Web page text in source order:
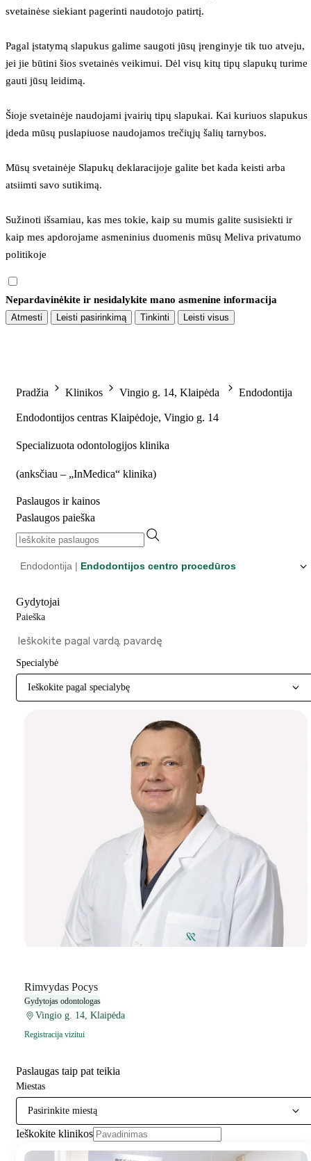
svetainėse siekiant pagerinti naudotojo patirtį.
Pagal įstatymą slapukus galime saugoti jūsų įrenginyje tik tuo atveju,
jei jie būtini šios svetainės veikimui. Dėl visų kitų tipų slapukų turime
gauti jūsų leidimą.
Šioje svetainėje naudojami įvairių tipų slapukai. Kai kuriuos slapukus
įdeda mūsų puslapiuose naudojamos trečiųjų šalių tarnybos.
Mūsų svetainėje Slapukų deklaracijoje galite bet kada keisti arba
atsiimti savo sutikimą.
Sužinoti išsamiau, kas mes tokie, kaip su mumis galite susisiekti ir
kaip mes apdorojame asmeninius duomenis mūsų Meliva privatumo
politikoje
Nepardavinėkite ir nesidalykite mano asmenine informacija
Atmesti Leisti pasirinkimą Tinkinti Leisti visus
Pradžia Klinikos Vingio g. 14, Klaipėda Endodontija
Endodontijos centras Klaipėdoje, Vingio g. 14
Specializuota odontologijos klinika
(anksčiau – „InMedica“ klinika)
Paslaugos ir kainos
Paslaugos paieška
Endodontija | Endodontijos centro procedūros
Gydytojai
Paieška
Specialybė
Ieškokite pagal specialybę
Rimvydas Pocys
Gydytojas odontologas
Vingio g. 14, Klaipėda
Registracija vizitui
Paslaugas taip pat teikia
Miestas
Pasirinkite miestą
Ieškokite klinikos